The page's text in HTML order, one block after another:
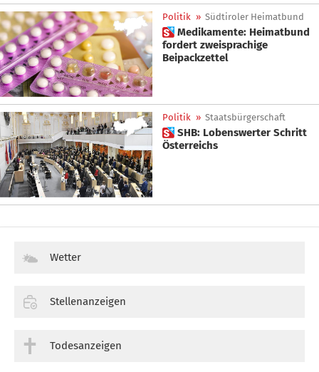
Politik » Südtiroler Heimatbund
 Medikamente: Heimatbund
fordert zweisprachige
Beipackzettel
Politik » Staatsbürgerschaft
 SHB: Lobenswerter Schritt
Österreichs
Wetter
Stellenanzeigen
Todesanzeigen